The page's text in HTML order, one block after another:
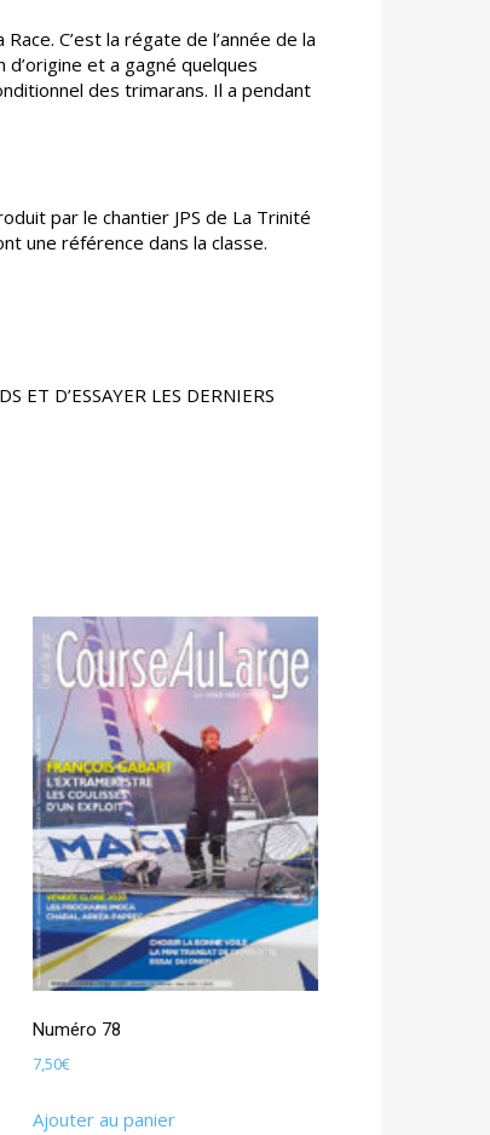
C’est la régate de l’année de la
et a gagné quelques
des trimarans. Il a pendant
par le chantier JPS de La Trinité
une référence dans la classe.
ET D’ESSAYER LES DERNIERS
Numéro 78
7,50€
Ajouter au panier